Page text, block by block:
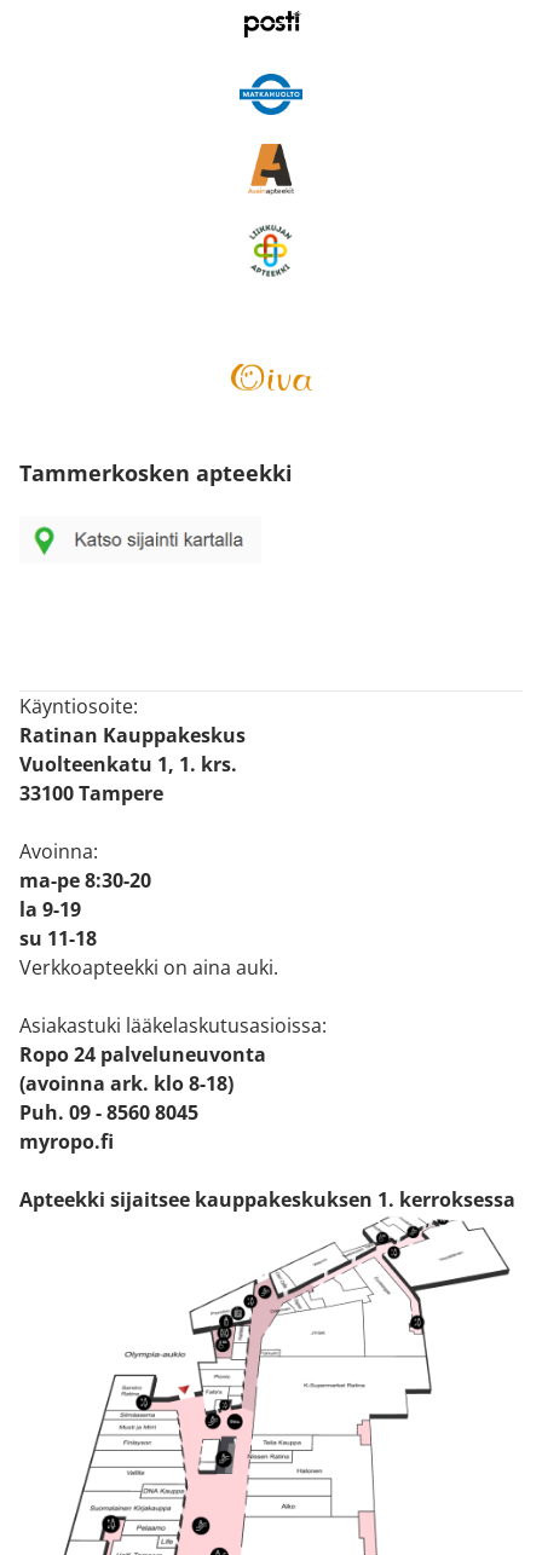
Tammerkosken apteekki
Käyntiosoite:
Ratinan Kauppakeskus
Vuolteenkatu 1, 1. krs.
33100 Tampere
Avoinna:
ma-pe 8:30-20
la 9-19
su 11-18
Verkkoapteekki on aina auki.
Asiakastuki lääkelaskutusasioissa:
Ropo 24 palveluneuvonta
(avoinna ark. klo 8-18)
Puh. 09 - 8560 8045
myropo.fi
Apteekki sijaitsee kauppakeskuksen 1. kerroksessa